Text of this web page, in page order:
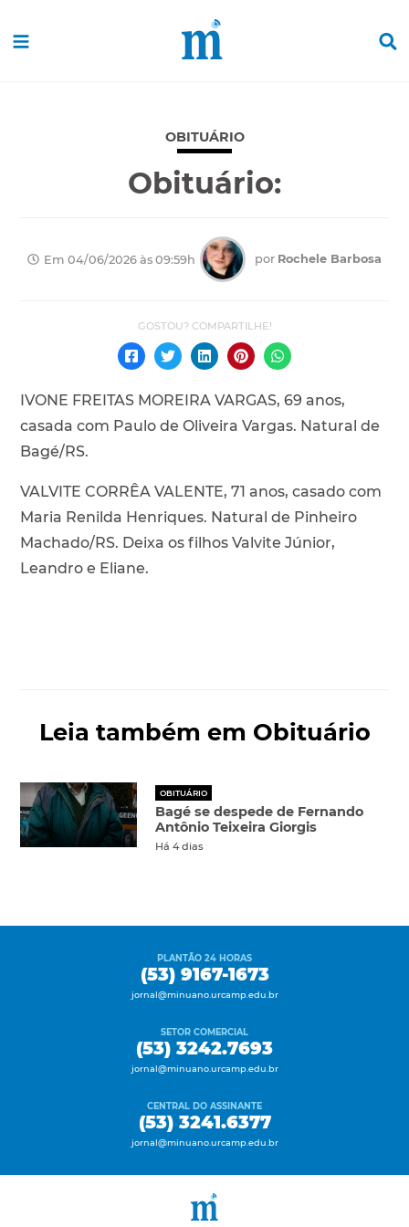
OBITUÁRIO
Obituário:
Em 04/06/2026 às 09:59h por Rochele Barbosa
IVONE FREITAS MOREIRA VARGAS, 69 anos,
casada com Paulo de Oliveira Vargas. Natural de
Bagé/RS.
VALVITE CORRÊA VALENTE, 71 anos, casado com
Maria Renilda Henriques. Natural de Pinheiro
Machado/RS. Deixa os filhos Valvite Júnior,
Leandro e Eliane.
Leia também em Obituário
OBITUÁRIO
Bagé se despede de Fernando
Antônio Teixeira Giorgis
Há 4 dias
PLANTÃO 24 HORAS
(53) 9167-1673
jornal@minuano.urcamp.edu.br
SETOR COMERCIAL
(53) 3242.7693
jornal@minuano.urcamp.edu.br
CENTRAL DO ASSINANTE
(53) 3241.6377
jornal@minuano.urcamp.edu.br